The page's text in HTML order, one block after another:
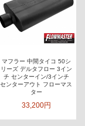
マフラー 中間タイコ 50シ
リーズ デルタフロー 3イン
チ センターイン/3インチ
センターアウト フローマス
ター
33,200円